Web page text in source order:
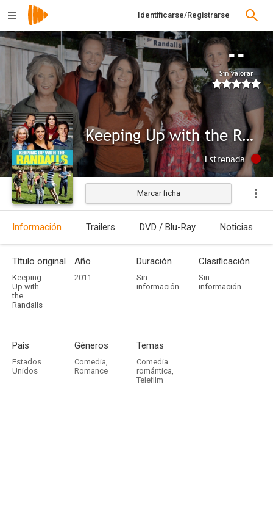
Identificarse/Registrarse
--
Sin valorar
Keeping Up with the Randalls
Estrenada
Marcar ficha
Información Trailers DVD / Blu-Ray Noticias
Título original
Keeping
Up with
the
Randalls
Año
2011
Duración
Sin
información
Clasificación por edades
Sin
información
País
Estados
Unidos
Géneros
Comedia,
Romance
Temas
Comedia
romántica,
Telefilm